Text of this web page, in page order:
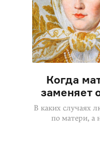
Когда
заменяет
В каких случаях
по матери, а